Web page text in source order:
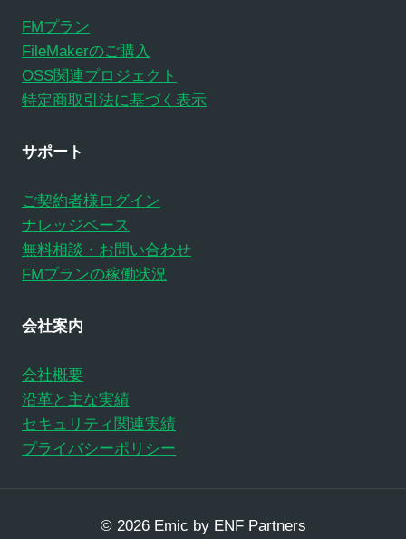
FMプラン
FileMakerのご購入
OSS関連プロジェクト
特定商取引法に基づく表示
サポート
ご契約者様ログイン
ナレッジベース
無料相談・お問い合わせ
FMプランの稼働状況
会社案内
会社概要
沿革と主な実績
セキュリティ関連実績
プライバシーポリシー
© 2026 Emic by ENF Partners